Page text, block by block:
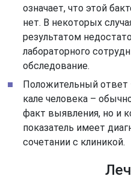
означает, что этой
нет. В некоторых
результатом
лабораторного
обследование.
Положительный ответ
кале человека –
факт выявления, но и
показатель имеет
сочетании с клиникой.